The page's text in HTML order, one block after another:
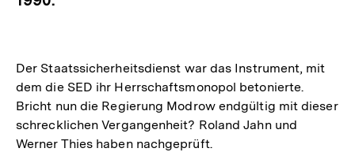
Der Staatssicherheitsdienst war das Instrument, mit
dem die SED ihr Herrschaftsmonopol betonierte.
Bricht nun die Regierung Modrow endgültig mit dieser
schrecklichen Vergangenheit? Roland Jahn und
Werner Thies haben nachgeprüft.